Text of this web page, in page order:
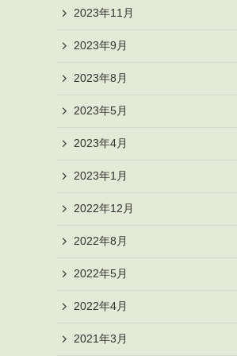
2023年11月
2023年9月
2023年8月
2023年5月
2023年4月
2023年1月
2022年12月
2022年8月
2022年5月
2022年4月
2021年3月